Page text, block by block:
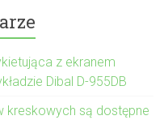
z ekranem
Dibal D-955DB
kreskowych są dostępne